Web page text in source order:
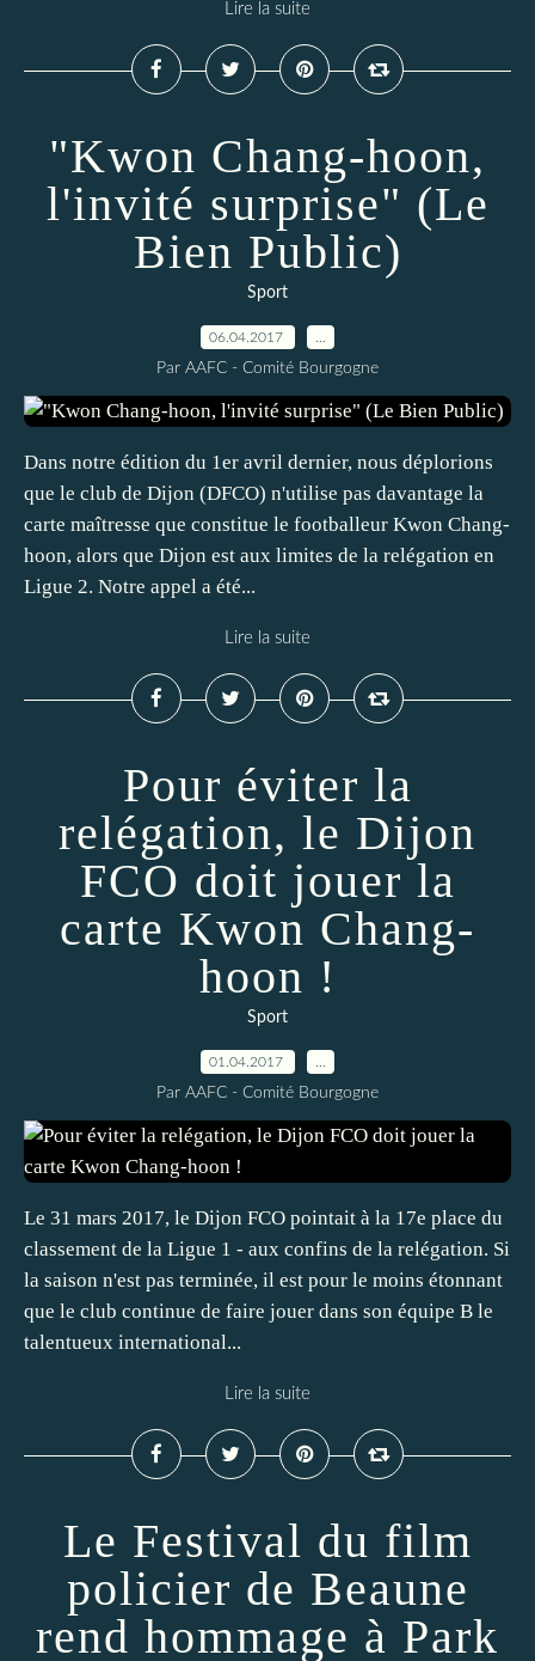
Lire la suite
"Kwon Chang-hoon,
l'invité surprise" (Le
Bien Public)
Sport
06.04.2017
Par AAFC - Comité Bourgogne
Dans notre édition du 1er avril dernier, nous déplorions
que le club de Dijon (DFCO) n'utilise pas davantage la
carte maîtresse que constitue le footballeur Kwon Chang-
hoon, alors que Dijon est aux limites de la relégation en
Ligue 2. Notre appel a été...
Lire la suite
Pour éviter la
relégation, le Dijon
FCO doit jouer la
carte Kwon Chang-
hoon !
Sport
01.04.2017
Par AAFC - Comité Bourgogne
Le 31 mars 2017, le Dijon FCO pointait à la 17e place du
classement de la Ligue 1 - aux confins de la relégation. Si
la saison n'est pas terminée, il est pour le moins étonnant
que le club continue de faire jouer dans son équipe B le
talentueux international...
Lire la suite
Le Festival du film
policier de Beaune
rend hommage à Park